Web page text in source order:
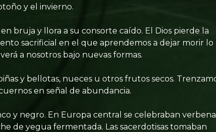
y el invierno.
bruja y llora a su consorte caído. El Dios pierde la
sacrificial en el que aprendemos a dejar morir lo
a nosotros bajo nuevas formas.
y bellotas, nueces u otros frutos secos.
en señal de abundancia.
y negro. En Europa central se celebraban
de yegua fermentada. Las sacerdotisas tomaban